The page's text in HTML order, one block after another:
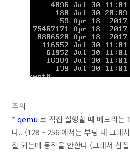
주의
* qemu로 직접 실행할 때 메모리는
다.. (128 ~ 256 에서는 부팅 때 크래
잘 되는데 동작을 안한다 (그래서 삽